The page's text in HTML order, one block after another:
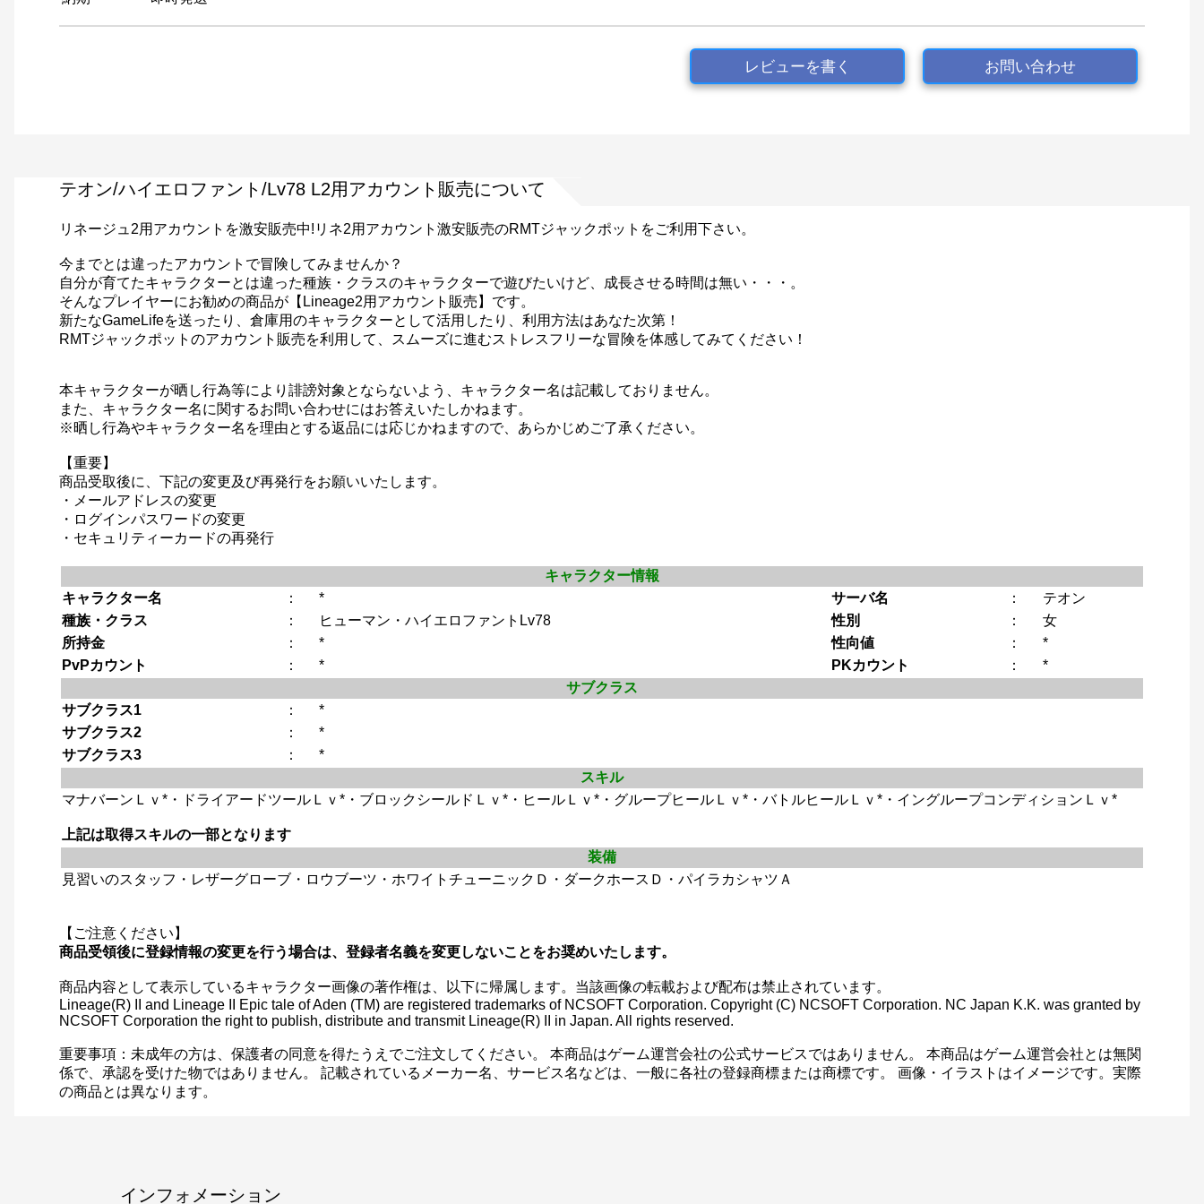
レビューを書く お問い合わせ
テオン/ハイエロファント/Lv78 L2用アカウント販売について
リネージュ2用アカウントを激安販売中!リネ2用アカウント激安販売のRMTジャックポットをご利用下さい。
今までとは違ったアカウントで冒険してみませんか？
自分が育てたキャラクターとは違った種族・クラスのキャラクターで遊びたいけど、成長させる時間は無い・・・。
そんなプレイヤーにお勧めの商品が【Lineage2用アカウント販売】です。
新たなGameLifeを送ったり、倉庫用のキャラクターとして活用したり、利用方法はあなた次第！
RMTジャックポットのアカウント販売を利用して、スムーズに進むストレスフリーな冒険を体感してみてください！
本キャラクターが晒し行為等により誹謗対象とならないよう、キャラクター名は記載しておりません。
また、キャラクター名に関するお問い合わせにはお答えいたしかねます。
※晒し行為やキャラクター名を理由とする返品には応じかねますので、あらかじめご了承ください。
【重要】
商品受取後に、下記の変更及び再発行をお願いいたします。
・メールアドレスの変更
・ログインパスワードの変更
・セキュリティーカードの再発行
キャラクター情報
キャラクター名
： * サーバ名 ：
テオン
種族・クラス
： ヒューマン・ハイエロファントLv78 性別 ：
女
所持金
： * 性向値 ：
*
PvPカウント
： * PKカウント ：
*
サブクラス
サブクラス1
：
*
サブクラス2
：
*
サブクラス3
：
*
スキル
マナバーンＬｖ*・ドライアードツールＬｖ*・ブロックシールドＬｖ*・ヒールＬｖ*・グループヒールＬｖ*・バトルヒールＬｖ*・イングループコンディションＬｖ*
上記は取得スキルの一部となります
装備
見習いのスタッフ・レザーグローブ・ロウブーツ・ホワイトチューニックＤ・ダークホースＤ・パイラカシャツＡ
【ご注意ください】
商品受領後に登録情報の変更を行う場合は、登録者名義を変更しないことをお奨めいたします。
商品内容として表示しているキャラクター画像の著作権は、以下に帰属します。当該画像の転載および配布は禁止されています。
Lineage(R) II and Lineage II Epic tale of Aden (TM) are registered trademarks of NCSOFT Corporation. Copyright (C) NCSOFT Corporation. NC Japan K.K. was granted by
NCSOFT Corporation the right to publish, distribute and transmit Lineage(R) II in Japan. All rights reserved.
重要事項：未成年の方は、保護者の同意を得たうえでご注文してください。 本商品はゲーム運営会社の公式サービスではありません。 本商品はゲーム運営会社とは無関
係で、承認を受けた物ではありません。 記載されているメーカー名、サービス名などは、一般に各社の登録商標または商標です。 画像・イラストはイメージです。実際
の商品とは異なります。
インフォメーション